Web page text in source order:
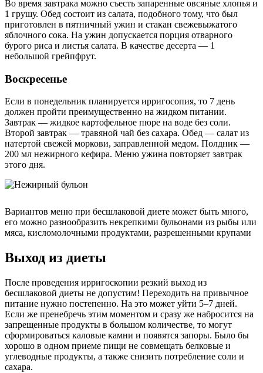
Во время завтрака можно съесть запаренные овсяные хлопья и
1 грушу. Обед состоит из салата, подобного тому, что был
приготовлен в пятничный ужин и стакан свежевыжатого
яблочного сока. На ужин допускается порция отварного
бурого риса и листья салата. В качестве десерта — 1
небольшой грейпфрут.
Воскресенье
Если в понедельник планируется ирригосопия, то 7 день
должен пройти преимущественно на жидком питании.
Завтрак — жидкое картофельное пюре на воде без соли.
Второй завтрак — травяной чай без сахара. Обед — салат из
натертой свежей моркови, заправленной медом. Полдник —
200 мл нежирного кефира. Меню ужина повторяет завтрак
этого дня.
Вариантов меню при бесшлаковой диете может быть много,
его можно разнообразить некрепкими бульонами из рыбы или
мяса, кисломолочными продуктами, разрешенными крупами
Выход из диеты
После проведения ирригоскопии резкий выход из
бесшлаковой диеты не допустим! Переходить на привычное
питание нужно постепенно. На это может уйти 5–7 дней.
Если же пренебречь этим моментом и сразу же набросится на
запрещенные продукты в большом количестве, то могут
сформироваться каловые камни и появятся запоры. Было бы
хорошо в одном приеме пищи не совмещать белковые и
углеводные продукты, а также снизить потребление соли и
сахара.